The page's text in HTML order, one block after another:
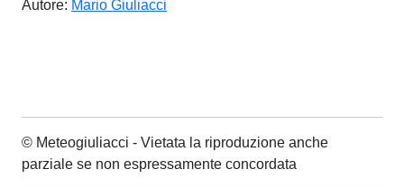
Autore: Mario Giuliacci
© Meteogiuliacci - Vietata la riproduzione anche
parziale se non espressamente concordata